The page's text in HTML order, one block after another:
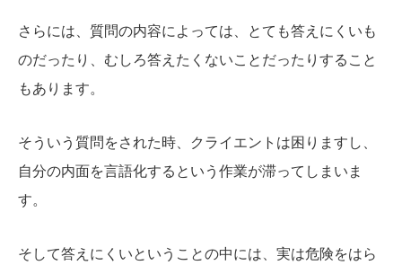
さらには、質問の内容によっては、とても答えにくいも
のだったり、むしろ答えたくないことだったりすること
もあります。
そういう質問をされた時、クライエントは困りますし、
自分の内面を言語化するという作業が滞ってしまいま
す。
そして答えにくいということの中には、実は危険をはら